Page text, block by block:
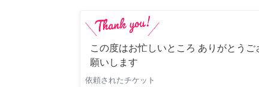
この度はお忙しいところ ありがとう
願いします
依頼されたチケット